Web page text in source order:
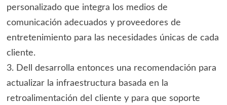
personalizado que integra los medios de
comunicación adecuados y proveedores de
entretenimiento para las necesidades únicas de cada
cliente.
3. Dell desarrolla entonces una recomendación para
actualizar la infraestructura basada en la
retroalimentación del cliente y para que soporte